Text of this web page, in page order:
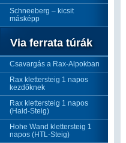
Schneeberg – kicsit
másképp
Via ferrata túrák
Csavargás a Rax-Alpokban
Rax klettersteig 1 napos
kezdőknek
Rax klettersteig 1 napos
(Haid-Steig)
Hohe Wand klettersteig 1
napos (HTL-Steig)